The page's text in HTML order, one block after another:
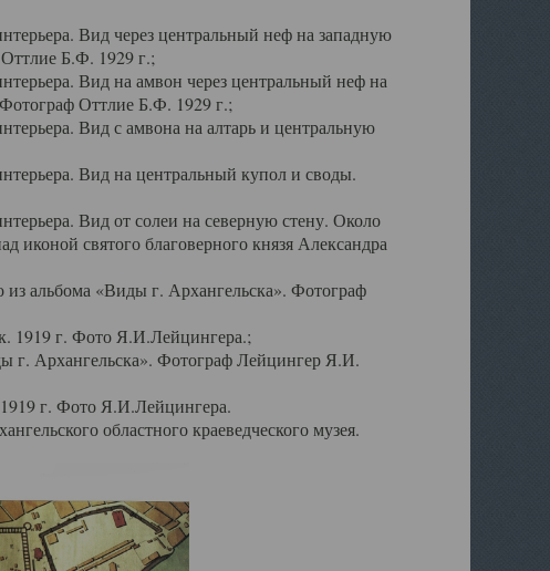
Вид через центральный неф на западную
Б.Ф. 1929 г.;
Вид на амвон через центральный неф на
Оттлие Б.Ф. 1929 г.;
Вид с амвона на алтарь и центральную
Вид на центральный купол и своды.
Вид от солеи на северную стену. Около
святого благоверного князя Александра
альбома «Виды г. Архангельска». Фотограф
1919 г. Фото Я.И.Лейцингера.;
г. Архангельска». Фотограф Лейцингер Я.И.
г. Фото Я.И.Лейцингера.
областного краеведческого музея.